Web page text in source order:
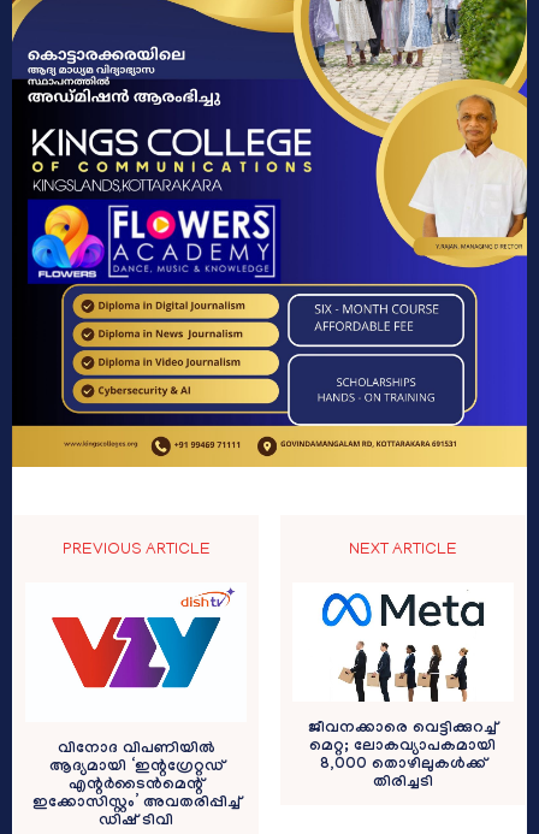
PREVIOUS ARTICLE
വിനോദ വിപണിയിൽ
ആദ്യമായി ‘ഇന്റഗ്രേറ്റഡ്
എന്റർടൈൻമെന്റ്
ഇക്കോസിസ്റ്റം’ അവതരിപ്പിച്ച്
ഡിഷ് ടിവി
NEXT ARTICLE
ജീവനക്കാരെ വെട്ടിക്കുറച്ച്
മെറ്റ; ലോകവ്യാപകമായി
8,000 തൊഴിലുകൾക്ക്
തിരിച്ചടി